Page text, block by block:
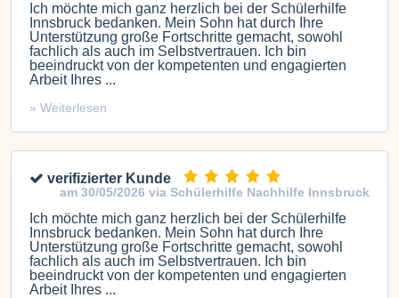
Ich möchte mich ganz herzlich bei der Schülerhilfe
Innsbruck bedanken. Mein Sohn hat durch Ihre
Unterstützung große Fortschritte gemacht, sowohl
fachlich als auch im Selbstvertrauen. Ich bin
beeindruckt von der kompetenten und engagierten
Arbeit Ihres ...
» Weiterlesen
verifizierter Kunde
am 30/05/2026 via Schülerhilfe Nachhilfe Innsbruck
Ich möchte mich ganz herzlich bei der Schülerhilfe
Innsbruck bedanken. Mein Sohn hat durch Ihre
Unterstützung große Fortschritte gemacht, sowohl
fachlich als auch im Selbstvertrauen. Ich bin
beeindruckt von der kompetenten und engagierten
Arbeit Ihres ...